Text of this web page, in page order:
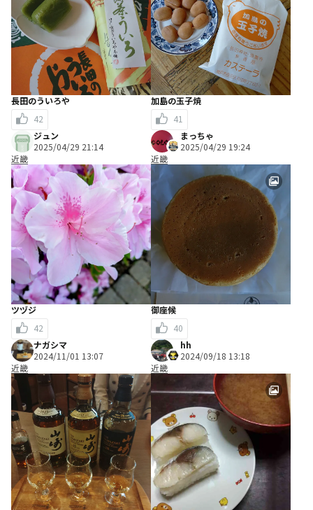
長田のういろや
42
加島の玉子焼
41
ジュン
2025/04/29 21:14
近畿
ツヅジ
42
まっちゃ
2025/04/29 19:24
近畿
御座候
40
ナガシマ
2024/11/01 13:07
近畿
hh
2024/09/18 13:18
近畿